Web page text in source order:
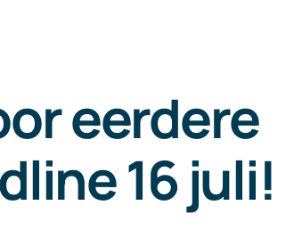
eerdere
16 juli!